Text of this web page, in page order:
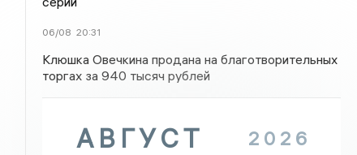
06/08 20:31
Клюшка Овечкина продана на благотворительных
торгах за 940 тысяч рублей
АВГУСТ 2026